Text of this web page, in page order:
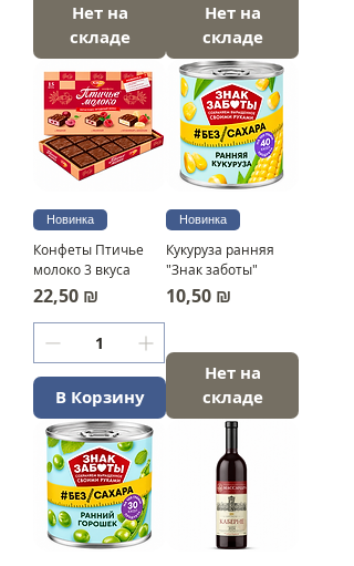
Нет на
складе
Нет на
складе
Новинка
Конфеты Птичье
молоко 3 вкуса
Цена
22,50 ₪
В Корзину
Новинка
Кукуруза ранняя
"Знак заботы"
Цена
10,50 ₪
Нет на
складе